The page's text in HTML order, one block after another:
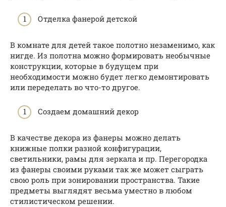
Отделка фанерой детской
В комнате для детей такое полотно незаменимо, как
нигде. Из полотна можно формировать необычные
конструкции, которые в будущем при
необходимости можно будет легко демонтировать
или переделать во что-то другое.
Создаем домашний декор
В качестве декора из фанеры можно делать
книжные полки разной конфигурации,
светильники, рамы для зеркала и пр. Перегородка
из фанеры своими руками так же может сыграть
свою роль при зонировании пространства. Такие
предметы выглядят весьма уместно в любом
стилистическом решении.